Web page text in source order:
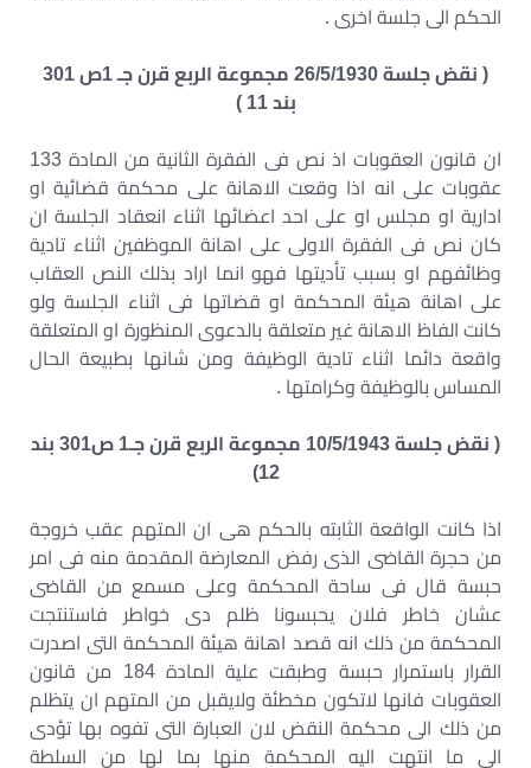
الحكم الى جلسة اخرى .
( نقض جلسة 26/5/1930 مجموعة الربع قرن جـ 1ص 301
بند 11 )
ان قانون العقوبات اذ نص فى الفقرة الثانية من المادة 133
عقوبات على انه اذا وقعت الاهانة على محكمة قضائية او
ادارية او مجلس او على احد اعضائها اثناء انعقاد الجلسة ان
كان نص فى الفقرة الاولى على اهانة الموظفين اثناء تادية
وظائفهم او بسبب تأديتها فهو انما اراد بذلك النص العقاب
على اهانة هيئة المحكمة او قضاتها فى اثناء الجلسة ولو
كانت الفاظ الاهانة غير متعلقة بالدعوى المنظورة او المتعلقة
واقعة دائما اثناء تادية الوظيفة ومن شانها بطبيعة الحال
المساس بالوظيفة وكرامتها .
( نقض جلسة 10/5/1943 مجموعة الربع قرن جـ1 ص301 بند
12)
اذا كانت الواقعة الثابته بالحكم هى ان المتهم عقب خروجة
من حجرة القاضى الذى رفض المعارضة المقدمة منه فى امر
حبسة قال فى ساحة المحكمة وعلى مسمع من القاضى
عشان خاطر فلان يحبسونا ظلم دى خواطر فاستنتجت
المحكمة من ذلك انه قصد اهانة هيئة المحكمة التى اصدرت
القرار باستمرار حبسة وطبقت علية المادة 184 من قانون
العقوبات فانها لاتكون مخطئة ولايقبل من المتهم ان يتظلم
من ذلك الى محكمة النقض لان العبارة التى تفوه بها تؤدى
الى ما انتهت اليه المحكمة منها بما لها من السلطة